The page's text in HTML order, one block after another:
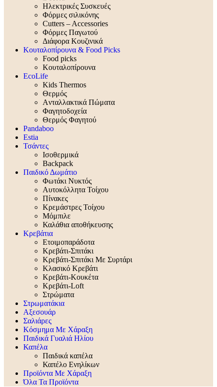
Ηλεκτρικές Συσκευές
Φόρμες σιλικόνης
Cutters – Accessories
Φόρμες Παγωτού
Διάφορα Κουζινικά
Κουταλοπίρουνα & Food Picks
Food picks
Κουταλοπίρουνα
EcoLife
Kids Thermos
Θερμός
Aνταλλακτικά Πώματα
Φαγητοδοχεία
Θερμός Φαγητού
Pandaboo
Estia
Τσάντες
Ισοθερμικά
Backpack
Παιδικό Δωμάτιο
Φωτάκι Νυκτός
Αυτοκόλλητα Τοίχου
Πίνακες
Κρεμάστρες Τοίχου
Μόμπιλε
Καλάθια αποθήκευσης
Κρεβάτια
Ετοιμοπαράδοτα
Κρεβάτι-Σπιτάκι
Κρεβάτι-Σπιτάκι Με Συρτάρι
Κλασικό Κρεβάτι
Κρεβάτι-Κουκέτα
Κρεβάτι-Loft
Στρώματα
Στρωματάκια
Αξεσουάρ
Σαλιάρες
Κόσμημα Με Χάραξη
Παιδικά Γυαλιά Ηλίου
Καπέλα
Παιδικά καπέλα
Καπέλο Ενηλίκων
Προϊόντα Με Χάραξη
Όλα Τα Προϊόντα